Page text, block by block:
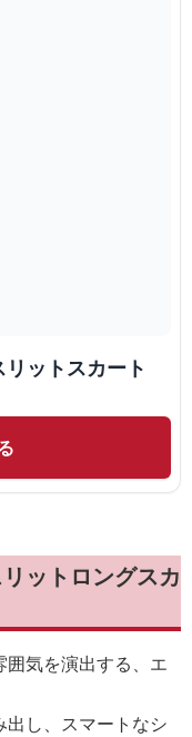
ットスカート
ットロングスカ
気を演出する、エ
し、スマートなシ